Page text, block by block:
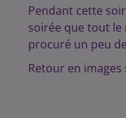
Pendant cette
soirée que tout le
procuré un peu
Retour en